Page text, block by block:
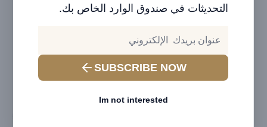
التحديثات في صندوق الوارد الخاص بك.
SUBSCRIBE NOW
Im not interested